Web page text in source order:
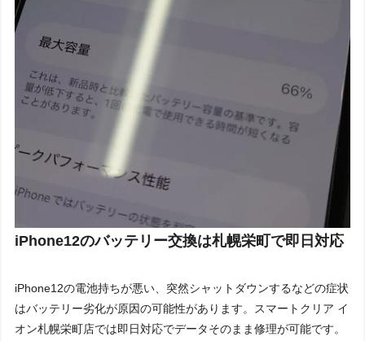
iPhone12のバッテリー交換は札幌栄町で即日対応
iPhone12の電池持ちが悪い、突然シャットダウンするなどの症状
はバッテリー劣化が原因の可能性があります。スマートクリア イ
オン札幌栄町店では即日対応でデータそのまま修理が可能です。